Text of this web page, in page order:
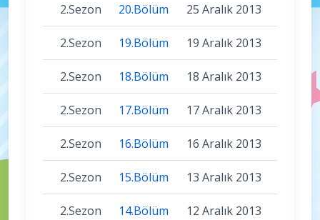
2.Sezon 20.Bölüm 25 Aralık 2013
2.Sezon 19.Bölüm 19 Aralık 2013
2.Sezon 18.Bölüm 18 Aralık 2013
2.Sezon 17.Bölüm 17 Aralık 2013
2.Sezon 16.Bölüm 16 Aralık 2013
2.Sezon 15.Bölüm 13 Aralık 2013
2.Sezon 14.Bölüm 12 Aralık 2013